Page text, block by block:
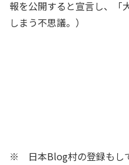
報を公開すると宣言し、「
しまう不思議。）
※ 日本Blog村の登録もし